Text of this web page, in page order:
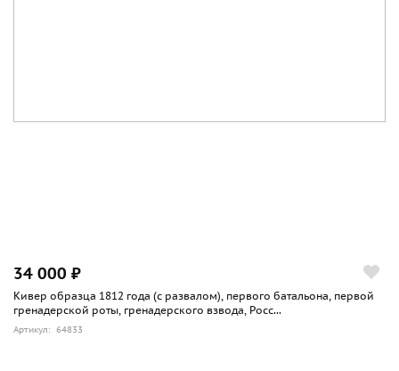
34 000 ₽
Кивер образца 1812 года (с развалом), первого батальона, первой
гренадерской роты, гренадерского взвода, Росс...
Артикул: 64833